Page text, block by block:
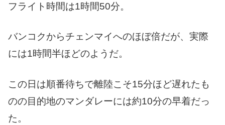
フライト時間は1時間50分。
バンコクからチェンマイへのほぼ倍だが、実際
には1時間半ほどのようだ。
この日は順番待ちで離陸こそ15分ほど遅れたも
のの目的地のマンダレーには約10分の早着だっ
た。